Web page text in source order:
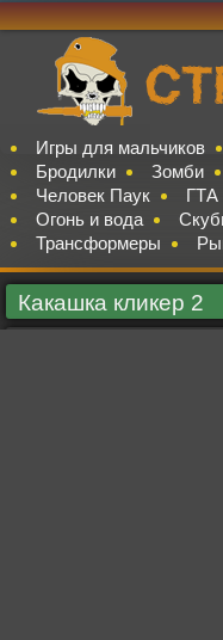
Игры для мальчиков
Бродилки
Зомби
Человек Паук
ГТА
Огонь и вода
Трансформеры
Какашка кликер 2